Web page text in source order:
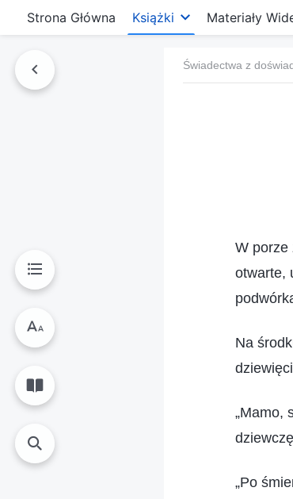
Strona Główna Książki Materiały
Świadectwa z
W porze
otwarte,
Na
„Mamo,
„Po